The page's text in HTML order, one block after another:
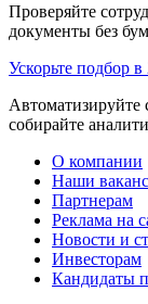
Проверяйте
документы без
Ускорьте подбор в
Автоматизируйте
собирайте
О компании
Наши
Партнерам
Реклама на
Новости и
Инвесторам
Кандидаты